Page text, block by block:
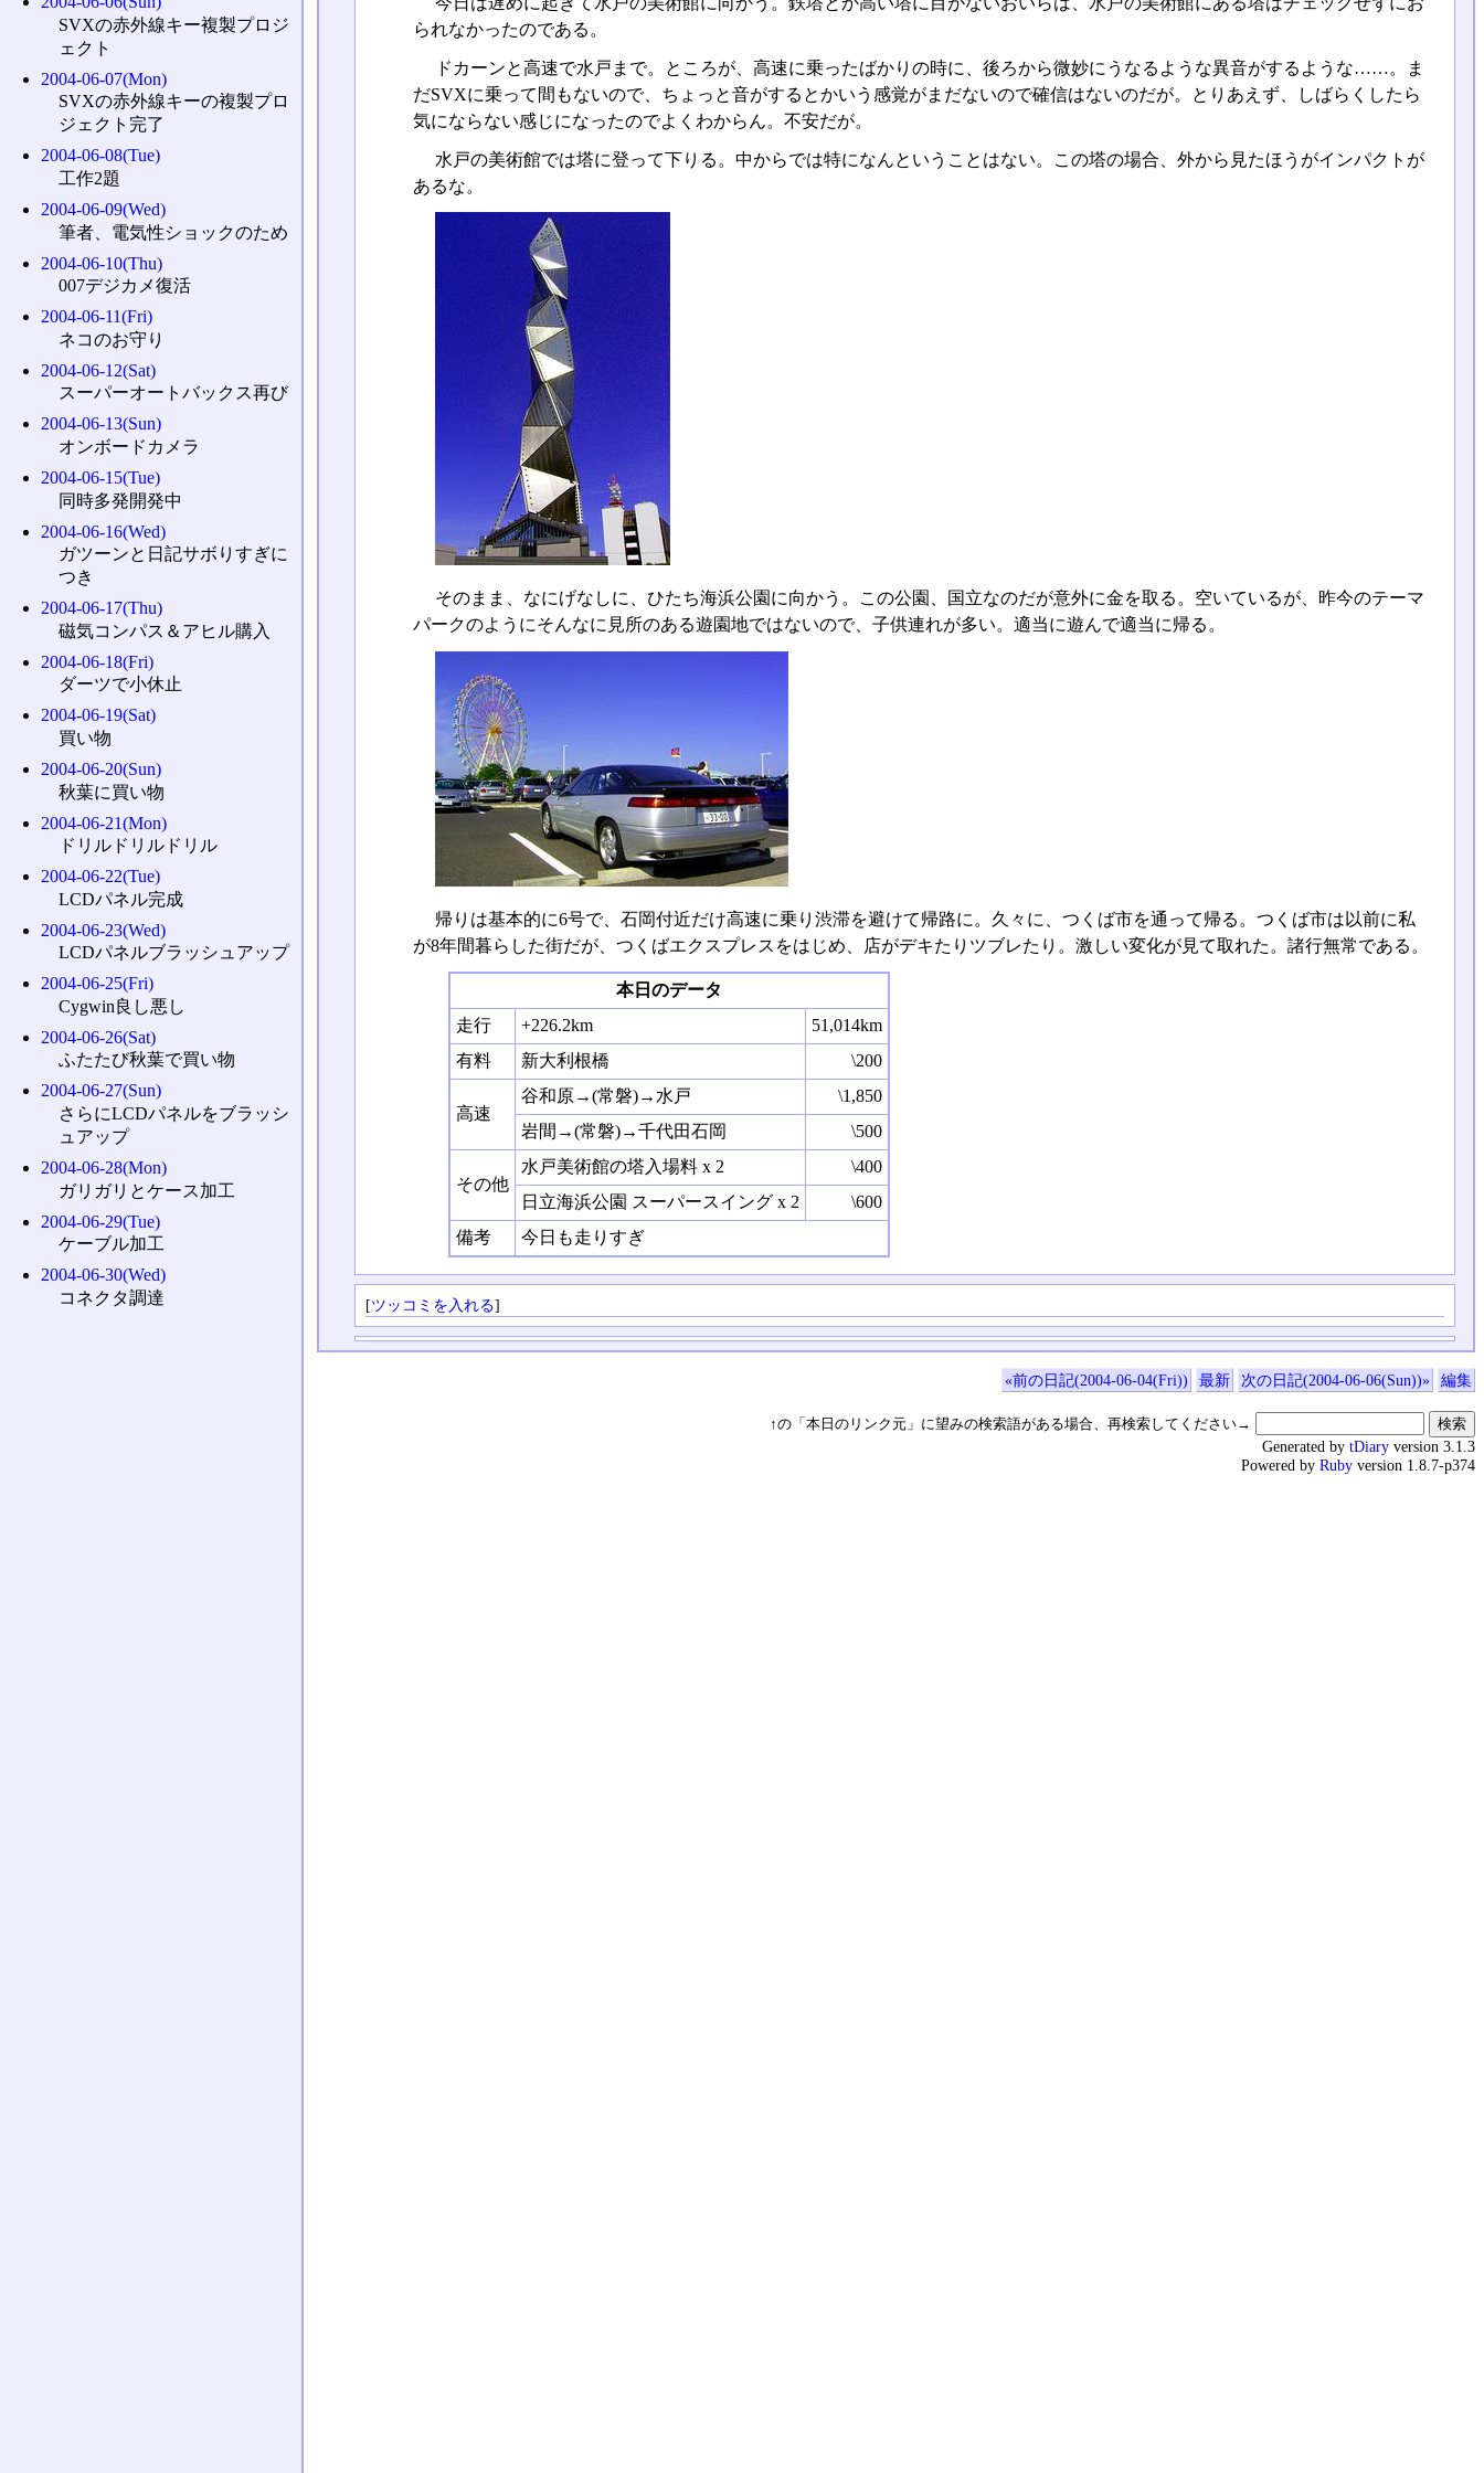
られなかったのである。
ドカーンと高速で水戸まで。ところが、高速に乗ったばかりの時に、後ろから微妙にうなるような異音がするような……。ま
だSVXに乗って間もないので、ちょっと音がするとかいう感覚がまだないので確信はないのだが。とりあえず、しばらくしたら
気にならない感じになったのでよくわからん。不安だが。
水戸の美術館では塔に登って下りる。中からでは特になんということはない。この塔の場合、外から見たほうがインパクトが
あるな。
そのまま、なにげなしに、ひたち海浜公園に向かう。この公園、国立なのだが意外に金を取る。空いているが、昨今のテーマ
パークのようにそんなに見所のある遊園地ではないので、子供連れが多い。適当に遊んで適当に帰る。
帰りは基本的に6号で、石岡付近だけ高速に乗り渋滞を避けて帰路に。久々に、つくば市を通って帰る。つくば市は以前に私
が8年間暮らした街だが、つくばエクスプレスをはじめ、店がデキたりツブレたり。激しい変化が見て取れた。諸行無常である。
本日のデータ
走行
+226.2km
51,014km
有料
新大利根橋 \200
高速
谷和原→(常磐)→水戸
\1,850
岩間→(常磐)→千代田石岡
\500
その他
水戸美術館の塔入場料 x 2
\400
日立海浜公園 スーパースイング x 2
\600
備考
今日も走りすぎ
[ツッコミを入れる]
«前の日記(2004-06-04(Fri)) 最新 次の日記(2004-06-06(Sun))» 編集
↑の「本日のリンク元」に望みの検索語がある場合、再検索してください→
SVXの赤外線キー複製プロジ
ェクト
2004-06-07(Mon)
SVXの赤外線キーの複製プロ
ジェクト完了
2004-06-08(Tue)
工作2題
2004-06-09(Wed)
筆者、電気性ショックのため
2004-06-10(Thu)
007デジカメ復活
2004-06-11(Fri)
ネコのお守り
2004-06-12(Sat)
スーパーオートバックス再び
2004-06-13(Sun)
オンボードカメラ
2004-06-15(Tue)
同時多発開発中
2004-06-16(Wed)
ガツーンと日記サボりすぎに
つき
2004-06-17(Thu)
磁気コンパス＆アヒル購入
2004-06-18(Fri)
ダーツで小休止
2004-06-19(Sat)
買い物
2004-06-20(Sun)
秋葉に買い物
2004-06-21(Mon)
ドリルドリルドリル
2004-06-22(Tue)
LCDパネル完成
2004-06-23(Wed)
LCDパネルブラッシュアップ
2004-06-25(Fri)
Cygwin良し悪し
2004-06-26(Sat)
ふたたび秋葉で買い物
2004-06-27(Sun)
さらにLCDパネルをブラッシ
ュアップ
2004-06-28(Mon)
ガリガリとケース加工
2004-06-29(Tue)
ケーブル加工
2004-06-30(Wed)
コネクタ調達
Generated by tDiary version 3.1.3
Powered by Ruby version 1.8.7-p374